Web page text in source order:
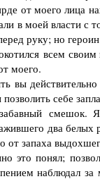
от моего лица
в моей власти с
руку; но
всем своим
моего.
действительно
себе
смешок. Я
два белых
запаха
это понял;
наблюдал